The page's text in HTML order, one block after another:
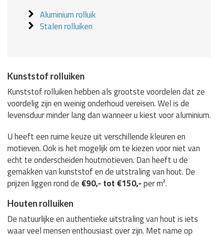
Aluminium rolluik
Stalen rolluiken
Kunststof rolluiken
Kunststof rolluiken hebben als grootste voordelen dat ze
voordelig zijn en weinig onderhoud vereisen. Wel is de
levensduur minder lang dan wanneer u kiest voor aluminium.
U heeft een ruime keuze uit verschillende kleuren en
motieven. Ook is het mogelijk om te kiezen voor niet van
echt te onderscheiden houtmotieven. Dan heeft u de
gemakken van kunststof en de uitstraling van hout. De
prijzen liggen rond de €90,- tot €150,-per m².
Houten rolluiken
De natuurlijke en authentieke uitstraling van hout is iets
waar veel mensen enthousiast over zijn. Met name op